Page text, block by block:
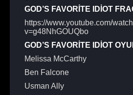
GOD’S FAVORİTE IDİOT
https://www.youtube.com/
v=g48NhGOUQbo
GOD’S FAVORİTE IDİOT
Melissa McCarthy
Ben Falcone
Usman Ally